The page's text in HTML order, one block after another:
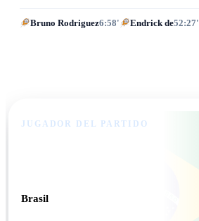
Bruno Rodriguez6:58' Endrick de52:27'
JUGADOR DEL PARTIDO
Brasil